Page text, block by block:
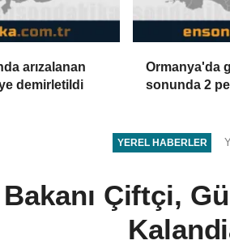
arızalanan
demirletildi
Ormanya'da
sonunda 2
YEREL HABERLER
Çiftçi,